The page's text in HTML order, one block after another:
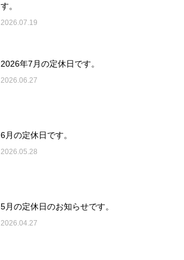
す。
2026.07.19
2026年7月の定休日です。
2026.06.27
6月の定休日です。
2026.05.28
5月の定休日のお知らせです。
2026.04.27